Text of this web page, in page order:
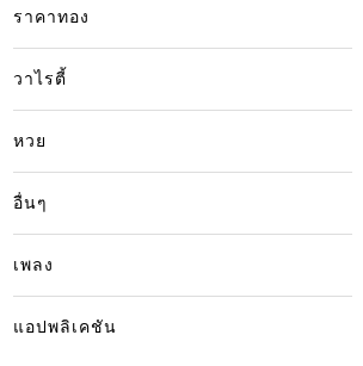
ปรากฏการณ์ Backdraft คือ
อะไร? สรุปกลไกระเบิดมรณะใน
14 July 2026
เจาะลึกปรากฏการณ์ Backdraft คืออะไร
Backdraft คืออะไร
ราคาทอง
วาไรตี้
หวย
อื่นๆ
เพลง
แอปพลิเคชัน